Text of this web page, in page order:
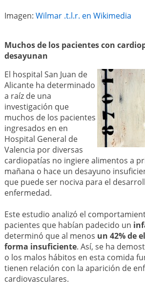
Imagen: Wilmar .t.l.r. en Wikimedia
Muchos de los pacientes con
desayunan
El hospital San Juan de
Alicante ha determinado
a raíz de una
investigación que
muchos de los pacientes
ingresados en en
Hospital General de
Valencia por diversas
cardiopatías no ingiere alimentos a
mañana o hace un desayuno
que puede ser nociva para el
enfermedad.
Este estudio analizó el
pacientes que habían padecido un
determinó que al menos un 42% de
forma insuficiente. Así, se ha
o los malos hábitos en esta comida
tienen relación con la aparición de
cardiovasculares.